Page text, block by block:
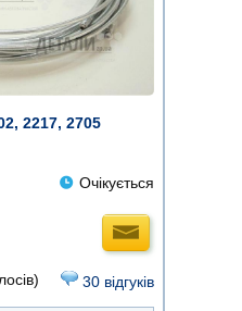
2217, 2705
Очікується
30 відгуків